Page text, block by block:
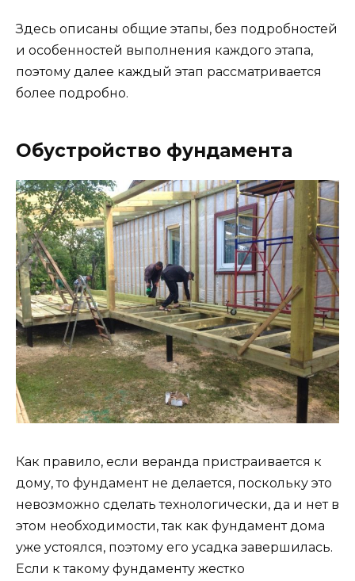
Здесь описаны общие этапы, без подробностей
и особенностей выполнения каждого этапа,
поэтому далее каждый этап рассматривается
более подробно.
Обустройство фундамента
Как правило, если веранда пристраивается к
дому, то фундамент не делается, поскольку это
невозможно сделать технологически, да и нет в
этом необходимости, так как фундамент дома
уже устоялся, поэтому его усадка завершилась.
Если к такому фундаменту жестко